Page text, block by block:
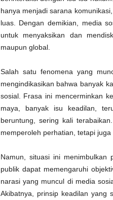
hanya menjadi sarana
luas. Dengan demikian, media
untuk menyaksikan dan
maupun global.
Salah satu fenomena yang
mengindikasikan bahwa banyak
sosial. Frasa ini mencerminkan
maya, banyak isu keadilan,
beruntung, sering kali
memperoleh perhatian, tetapi
Namun, situasi ini menimbulkan
publik dapat memengaruhi
narasi yang muncul di media
Akibatnya, prinsip keadilan yang